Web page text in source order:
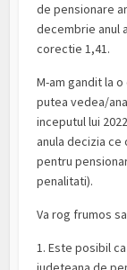
de pensionare
decembrie anul
corectie 1,41.
M-am gandit la
putea vedea/
inceputul lui
anula decizia ce
pentru
penalitati).
Va rog frumos
1. Este posibil